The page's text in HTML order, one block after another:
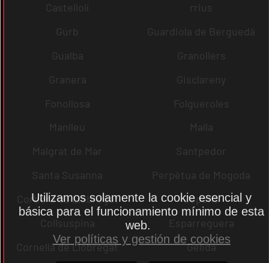
Castellolí
rrius
Gurb
Guardiola de Berguedà
Gualba
Granollers
Granera
Gisclareny
Fonollosa
Folgueroles
Manlleu
Malla
Malgrat de Mar
Santpedor
Santa Susanna
Perpètua de Mogoda
Corbera de Llobregat
Copons
Collsuspina
Esparreguera
Cornellà de Llobregat
Gelida
Utilizamos solamente la cookie esencial y
básica para el funcionamiento mínimo de esta
web.
Ver políticas y gestión de cookies